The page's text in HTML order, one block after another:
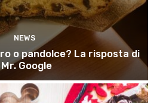
NEWS
o pandolce? La risposta di
Mr. Google